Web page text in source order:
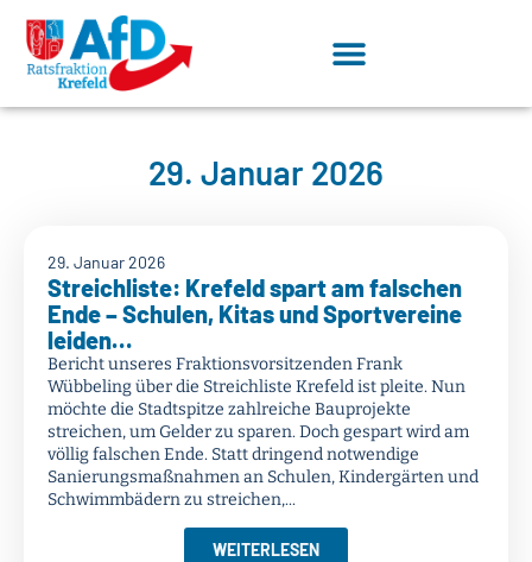
29. Januar 2026
29. Januar 2026
Streichliste: Krefeld spart am falschen
Ende – Schulen, Kitas und Sportvereine
leiden…
Bericht unseres Fraktionsvorsitzenden Frank
Wübbeling über die Streichliste Krefeld ist pleite. Nun
möchte die Stadtspitze zahlreiche Bauprojekte
streichen, um Gelder zu sparen. Doch gespart wird am
völlig falschen Ende. Statt dringend notwendige
Sanierungsmaßnahmen an Schulen, Kindergärten und
Schwimmbädern zu streichen,...
WEITERLESEN